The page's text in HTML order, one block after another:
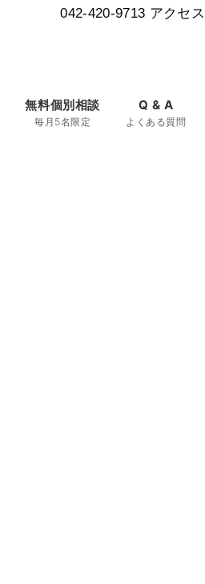
042-420-9713 アクセス
無料個別相談
毎月5名限定
Q & A
よくある質問